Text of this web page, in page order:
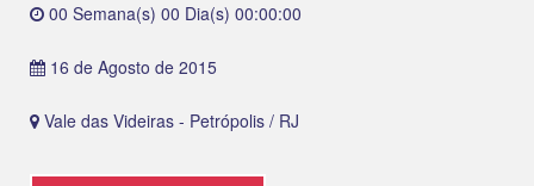
00 Semana(s) 00 Dia(s) 00:00:00
16 de Agosto de 2015
Vale das Videiras - Petrópolis / RJ